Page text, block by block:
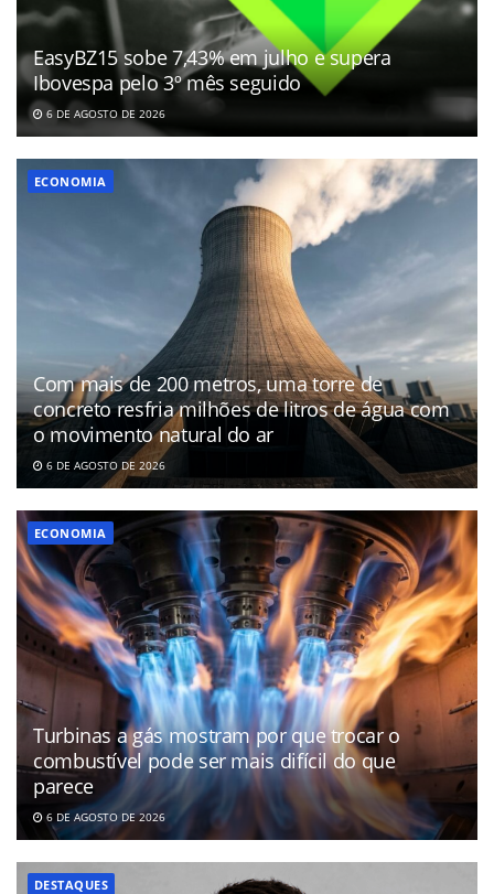
EasyBZ15 sobe 7,43% em julho e supera
Ibovespa pelo 3º mês seguido
6 DE AGOSTO DE 2026
ECONOMIA
Com mais de 200 metros, uma torre de
concreto resfria milhões de litros de água com
o movimento natural do ar
6 DE AGOSTO DE 2026
ECONOMIA
Turbinas a gás mostram por que trocar o
combustível pode ser mais difícil do que
parece
6 DE AGOSTO DE 2026
DESTAQUES